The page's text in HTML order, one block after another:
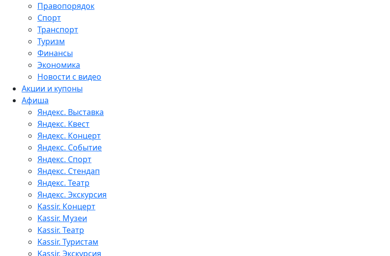
Правопорядок
Спорт
Транспорт
Туризм
Финансы
Экономика
Новости с видео
Акции и купоны
Афиша
Яндекс. Выставка
Яндекс. Квест
Яндекс. Концерт
Яндекс. Событие
Яндекс. Спорт
Яндекс. Стендап
Яндекс. Театр
Яндекс. Экскурсия
Kassir. Концерт
Kassir. Музеи
Kassir. Театр
Kassir. Туристам
Kassir. Экскурсия